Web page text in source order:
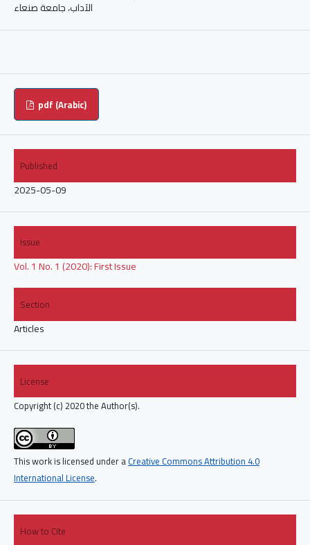
الآداب، جامعة صنعاء
pdf (Arabic)
Published
2025-05-09
Issue
Vol. 1 No. 1 (2020): First Issue
Section
Articles
License
Copyright (c) 2020 the Author(s).
This work is licensed under aCreative Commons Attribution 4.0
International License.
How to Cite